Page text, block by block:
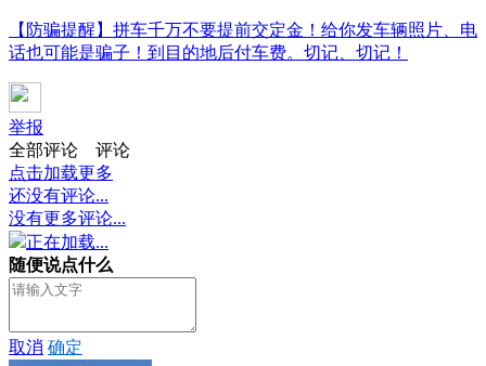
【防骗提醒】拼车千万不要提前交定金！给你发车辆照片、电
话也可能是骗子！到目的地后付车费。切记、切记！
举报
全部评论
评论
点击加载更多
还没有评论...
没有更多评论...
正在加载...
随便说点什么
取消 确定